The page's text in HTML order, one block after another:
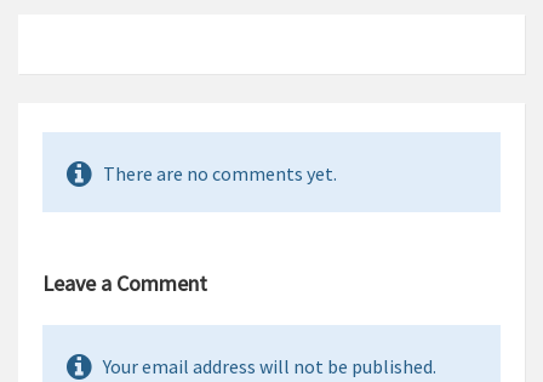
There are no comments yet.
Leave a Comment
Your email address will not be published.